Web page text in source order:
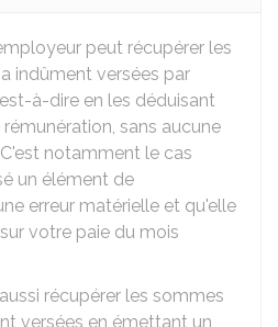
peut récupérer les
indûment versées par
à-dire en les déduisant
sans aucune
notamment le cas
un élément de
erreur matérielle et qu'elle
votre paie du mois
récupérer les sommes
versées en émettant un